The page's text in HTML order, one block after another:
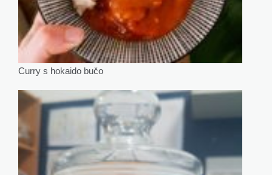
Curry s hokaido bučo